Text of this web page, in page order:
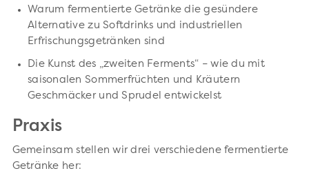
Warum fermentierte Getränke die gesündere
Alternative zu Softdrinks und industriellen
Erfrischungsgetränken sind
Die Kunst des „zweiten Ferments“ – wie du mit
saisonalen Sommerfrüchten und Kräutern
Geschmäcker und Sprudel entwickelst
Praxis
Gemeinsam stellen wir drei verschiedene fermentierte
Getränke her: